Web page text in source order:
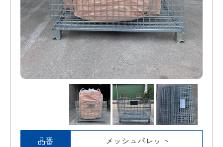
排出口
検索
品番
メッシュパレット